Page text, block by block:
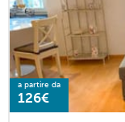
a partire da
126€